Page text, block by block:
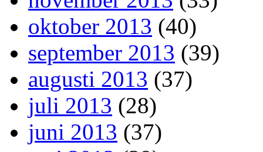
oktober 2013 (40)
september 2013 (39)
augusti 2013 (37)
juli 2013 (28)
juni 2013 (37)